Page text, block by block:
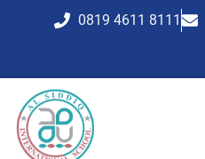
0819 4611 8111